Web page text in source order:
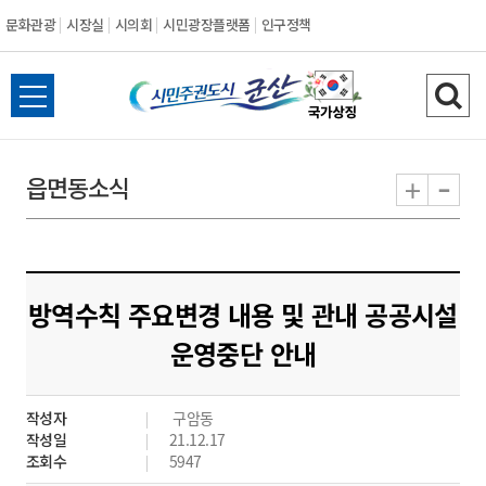
문화관광 시장실 시의회 시민광장플랫폼 인구정책
시
민
도
시
군
산
전
체
뉴
열
검
색
기
읍면동소식 + -
방역수칙 주요변경 내용 및 관내 공공시설
운영중단 안내
작성자
구암동
작성일
21.12.17
조회수
5947